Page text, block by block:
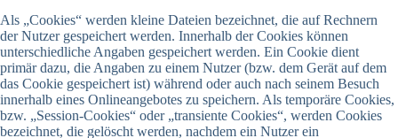
Als „Cookies“ werden kleine Dateien bezeichnet, die auf Rechnern
der Nutzer gespeichert werden. Innerhalb der Cookies können
unterschiedliche Angaben gespeichert werden. Ein Cookie dient
primär dazu, die Angaben zu einem Nutzer (bzw. dem Gerät auf dem
das Cookie gespeichert ist) während oder auch nach seinem Besuch
innerhalb eines Onlineangebotes zu speichern. Als temporäre Cookies,
bzw. „Session-Cookies“ oder „transiente Cookies“, werden Cookies
bezeichnet, die gelöscht werden, nachdem ein Nutzer ein